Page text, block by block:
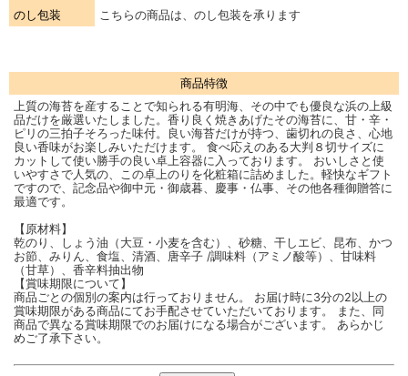
のし包装
こちらの商品は、のし包装を承ります
商品特徴
上質の海苔を産することで知られる有明海、その中でも優良な浜の上級
品だけを厳選いたしました。香り良く焼きあげたその海苔に、甘・辛・
ピリの三拍子そろった味付。良い海苔だけが持つ、歯切れの良さ、心地
良い香味がお楽しみいただけます。 食べ応えのある大判８切サイズに
カットして使い勝手の良い卓上容器に入っております。 おいしさと使
いやすさで人気の、この卓上のりを化粧箱に詰めました。軽快なギフト
ですので、記念品や御中元・御歳暮、慶事・仏事、その他各種御贈答に
最適です。
【原材料】
乾のり、しょう油（大豆・小麦を含む）、砂糖、干しエビ、昆布、かつ
お節、みりん、食塩、清酒、唐辛子 /調味料（アミノ酸等）、甘味料
（甘草）、香辛料抽出物
【賞味期限について】
商品ごとの個別の案内は行っておりません。 お届け時に3分の2以上の
賞味期限がある商品にてお手配させていただいております。 また、同
商品で異なる賞味期限でのお届けになる場合がございます。 あらかじ
めご了承下さい。